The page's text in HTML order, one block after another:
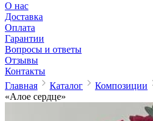
О нас
Доставка
Оплата
Гарантии
Вопросы и ответы
Отзывы
Контакты
Главная
Каталог Композиции
«Алое сердце»